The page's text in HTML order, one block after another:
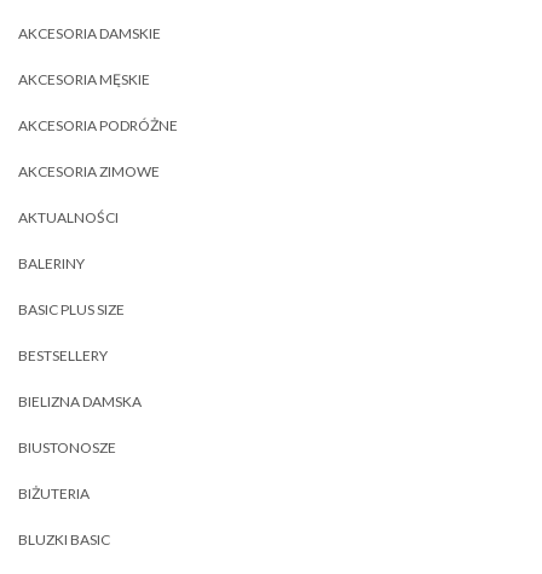
AKCESORIA DAMSKIE
AKCESORIA MĘSKIE
AKCESORIA PODRÓŻNE
AKCESORIA ZIMOWE
AKTUALNOŚCI
BALERINY
BASIC PLUS SIZE
BESTSELLERY
BIELIZNA DAMSKA
BIUSTONOSZE
BIŻUTERIA
BLUZKI BASIC